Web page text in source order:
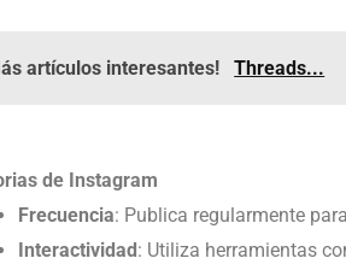
artículos interesantes! Threads...
de Instagram
Frecuencia: Publica regularmente
Interactividad : Utiliza herramientas